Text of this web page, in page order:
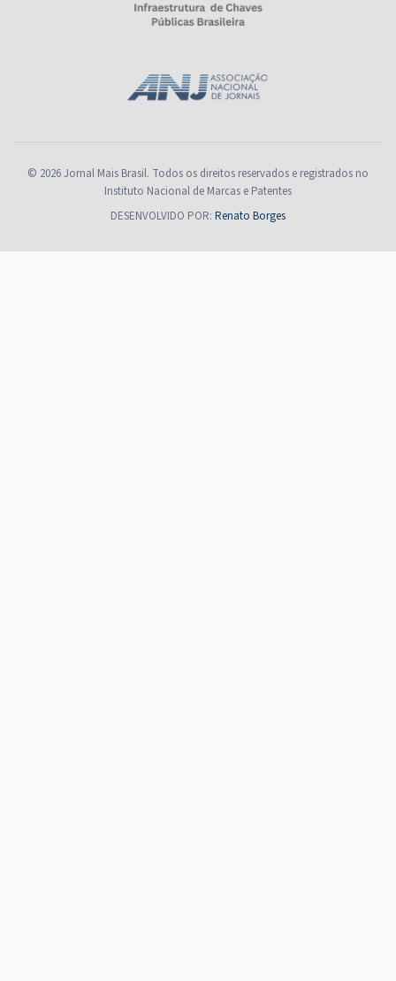
© 2026 Jornal Mais Brasil. Todos os direitos reservados e registrados no
Instituto Nacional de Marcas e Patentes
DESENVOLVIDO POR: Renato Borges